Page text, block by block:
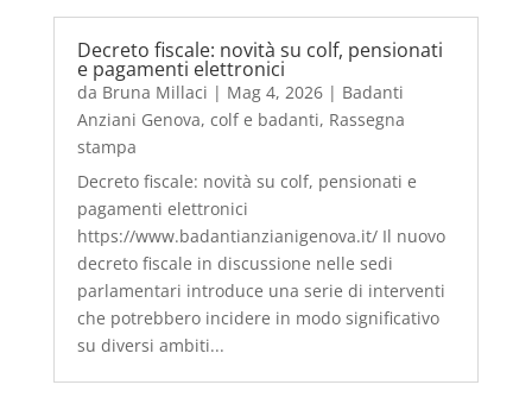
Decreto fiscale: novità su colf, pensionati
e pagamenti elettronici
da Bruna Millaci | Mag 4, 2026| Badanti
Anziani Genova, colf e badanti, Rassegna
stampa
Decreto fiscale: novità su colf, pensionati e
pagamenti elettronici
https://www.badantianzianigenova.it/ Il nuovo
decreto fiscale in discussione nelle sedi
parlamentari introduce una serie di interventi
che potrebbero incidere in modo significativo
su diversi ambiti...